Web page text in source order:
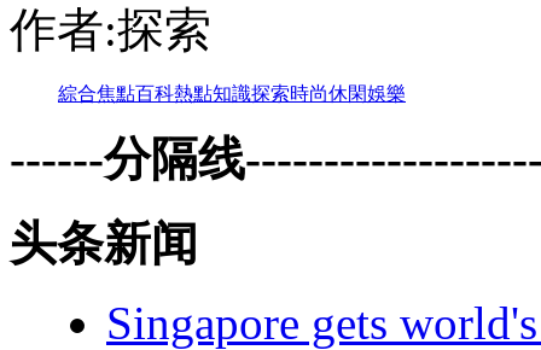
作者:探索
綜合焦點百科熱點知識探索時尚休閑娛樂
------分隔线
头条新闻
Singapore gets